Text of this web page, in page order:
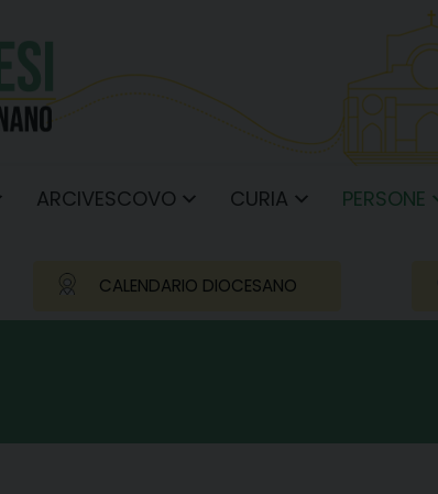
ARCIVESCOVO CURIA PERSONE
CALENDARIO DIOCESANO